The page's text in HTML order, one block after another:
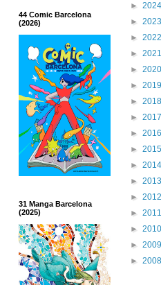
44 Comic Barcelona
(2026)
31 Manga Barcelona
(2025)
► 2024
► 2023
► 2022
► 2021
► 2020
► 2019
► 2018
► 2017
► 2016
► 2015
► 2014
► 2013
► 2012
► 2011
► 2010
► 2009
► 2008